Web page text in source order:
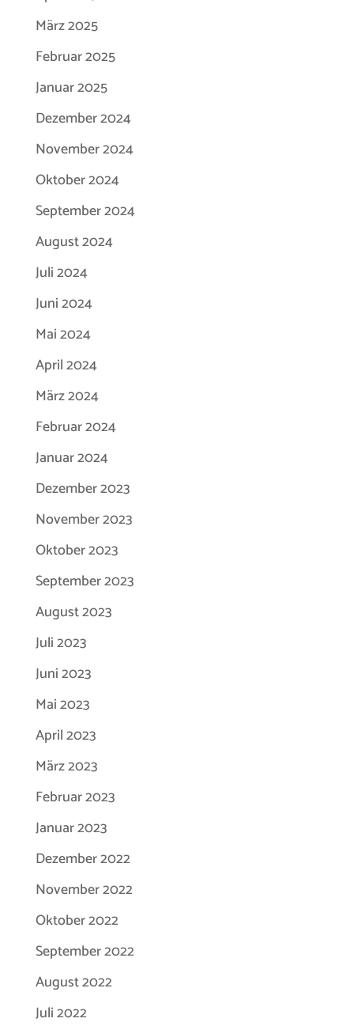
März 2025
Februar 2025
Januar 2025
Dezember 2024
November 2024
Oktober 2024
September 2024
August 2024
Juli 2024
Juni 2024
Mai 2024
April 2024
März 2024
Februar 2024
Januar 2024
Dezember 2023
November 2023
Oktober 2023
September 2023
August 2023
Juli 2023
Juni 2023
Mai 2023
April 2023
März 2023
Februar 2023
Januar 2023
Dezember 2022
November 2022
Oktober 2022
September 2022
August 2022
Juli 2022